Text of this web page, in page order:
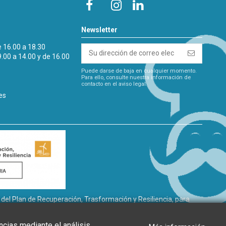
16.00 a 18.30
a 14.00 y de 16.00
Newsletter
Puede darse de baja en cualquier momento.
Para ello, consulte nuestra información de
contacto en el aviso legal.
Plan de Recuperación, Trasformación y Resiliencia, para
renovable, así como la implantación de sistemas
a través de la Agencia Andaluza de la Energía.”